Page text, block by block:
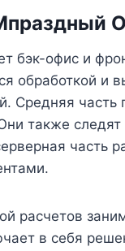
праздный О
бэк-офис и
обработкой и
Средняя
также
часть
расчетов
в себя